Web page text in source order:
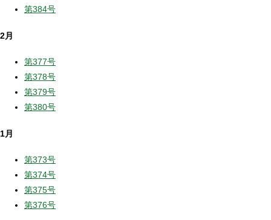
第384号
2月
第377号
第378号
第379号
第380号
1月
第373号
第374号
第375号
第376号